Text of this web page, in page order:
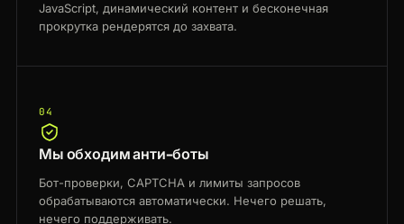
JavaScript, динамический контент и бесконечная
прокрутка рендерятся до захвата.
04
Мы обходим анти-боты
Бот-проверки, CAPTCHA и лимиты запросов
обрабатываются автоматически. Нечего решать,
нечего поддерживать.